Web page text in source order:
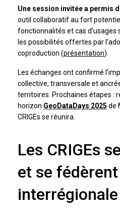
Une session invitée a permis
outil collaboratif au fort
fonctionnalités et cas
les possibilités offertes par
coproduction (présentation).
Les échanges ont confirmé
collective, transversale et
territoires. Prochaines étapes :
horizon GeoDataDays 2025 de
CRIGEs se réunira.
Les CRIGEs
et se fédèrent